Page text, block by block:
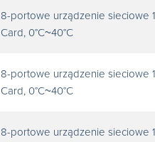
8-portowe urządzenie sieciowe
Card, 0°C~40°C
8-portowe urządzenie sieciowe
Card, 0°C~40°C
8-portowe urządzenie sieciowe